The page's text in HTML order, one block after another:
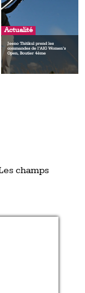
Actualité
Jeeno Thitikul prend les
commandes de l’AIG Women’s
Open, Boutier 4ème
champs